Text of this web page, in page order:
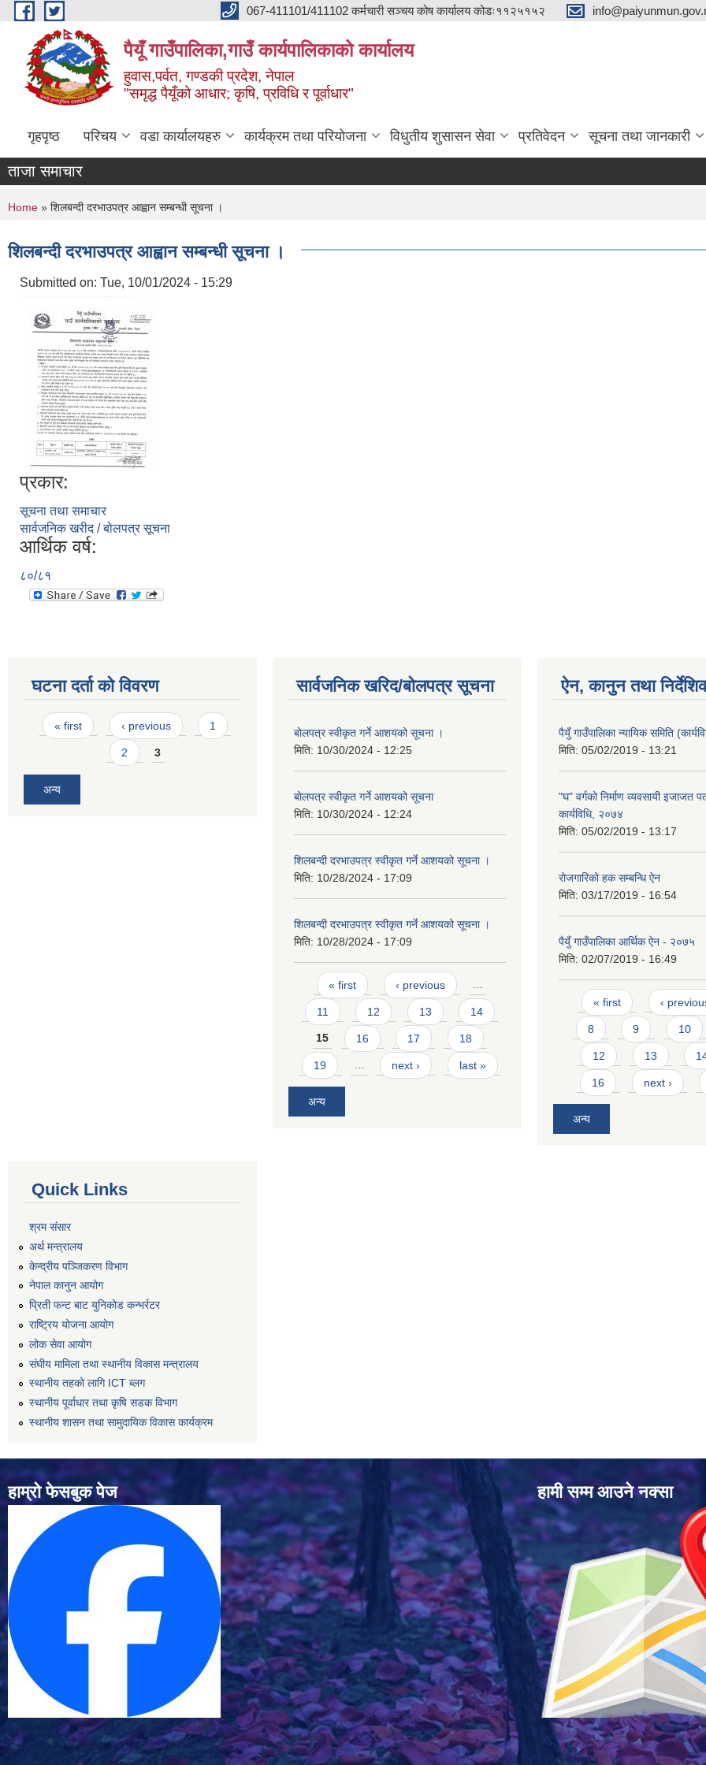
Skip to main content 067-411101/411102 कर्मचारी सञ्चय कोष कार्यालय कोडः११२५१५२
पैयूँ गाउँपालिका,गाउँ कार्यपालिकाको कार्यालय
हुवास,पर्वत, गण्डकी प्रदेश, नेपाल
"समृद्ध पैयूँको आधार; कृषि, प्रविधि र पूर्वाधार"
गृहपृष्ठ परिचय वडा कार्यालयहरु कार्यक्रम तथा परियोजना विधुतीय शुसासन सेवा प्रतिवेदन सूचना तथा जानकारी
ताजा समाचार
You are here
Home » शिलबन्दी दरभाउपत्र आह्वान सम्बन्धी सूचना ।
शिलबन्दी दरभाउपत्र आह्वान सम्बन्धी सूचना ।
Submitted on: Tue, 10/01/2024 - 15:29
प्रकार:
सूचना तथा समाचार
सार्वजनिक खरीद / बोलपत्र सूचना
आर्थिक वर्ष:
८०/८१
घटना दर्ता को विवरण
Pages
« first ‹ previous 1
2 3
अन्य
सार्वजनिक खरिद/बोलपत्र सूचना
बोलपत्र स्वीकृत गर्ने आशयको सूचना ।
मिति: 10/30/2024 - 12:25
बोलपत्र स्वीकृत गर्ने आशयको सूचना
मिति: 10/30/2024 - 12:24
शिलबन्दी दरभाउपत्र स्वीकृत गर्ने आशयको सूचना ।
मिति: 10/28/2024 - 17:09
शिलबन्दी दरभाउपत्र स्वीकृत गर्ने आशयको सूचना ।
मिति: 10/28/2024 - 17:09
Pages
« first ‹ previous …
11 12 13 14
15 16 17 18
19 … next › last »
अन्य
ऐन, कानुन तथा
पैयुँ गाउँपालिका न्यायिक समिति
मिति: 05/02/2019 - 13:21
"घ" वर्गको निर्माण व्यवसायी इजाजत
कार्यविधि, २०७४
मिति: 05/02/2019 - 13:17
रोजगारिको हक सम्बन्धि ऐन
मिति: 03/17/2019 - 16:54
पैयुँ गाउँपालिका आर्थिक ऐन - २०७५
मिति: 02/07/2019 - 16:49
Pages
« first ‹
8 9 10
12 13
16 next ›
अन्य
Quick Links
श्रम संसार
अर्थ मन्त्रालय
केन्द्रीय पञ्जिकरण विभाग
नेपाल कानुन आयोग
प्रिती फन्ट बाट युनिकोड कन्भर्रटर
राष्ट्रिय योजना आयोग
लोक सेवा आयोग
संघीय मामिला तथा स्थानीय विकास मन्त्रालय
स्थानीय तहको लागि ICT ब्लग
स्थानीय पूर्वाधार तथा कृषि सडक विभाग
स्थानीय शासन तथा सामुदायिक विकास कार्यक्रम
हाम्रो फेसबुक पेज हामी सम्म आउने नक्सा